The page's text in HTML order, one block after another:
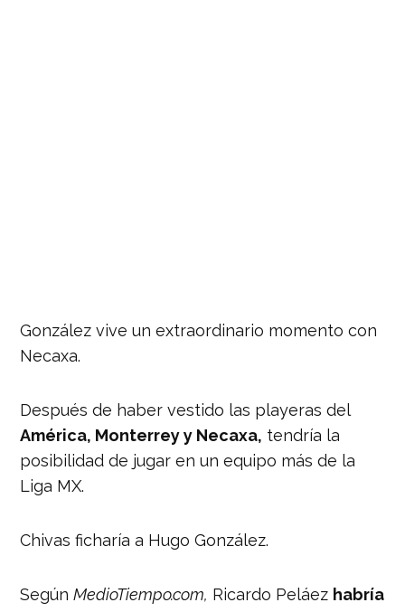
González vive un extraordinario momento con
Necaxa.
Después de haber vestido las playeras del
América, Monterrey y Necaxa, tendría la
posibilidad de jugar en un equipo más de la
Liga MX.
Chivas ficharía a Hugo González.
SegúnMedioTiempo.com, Ricardo Peláez habría